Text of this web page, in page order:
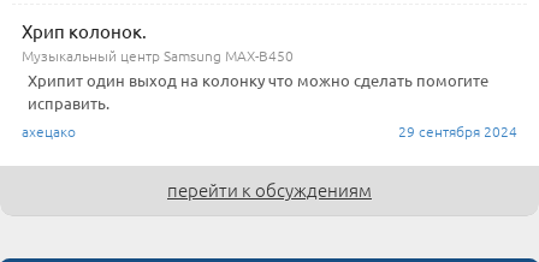
Хрип колонок.
Музыкальный центр Samsung MAX-B450
Хрипит один выход на колонку что можно сделать помогите
исправить.
ахецако 29 сентября 2024
перейти к обсуждениям